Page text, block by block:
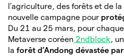
l’agriculture, des forêts et de
nouvelle campagne pour
Du 21 au 25 mars, pour
Metaverse coréen 2ndblock,
la forêt d’Andong dévastée